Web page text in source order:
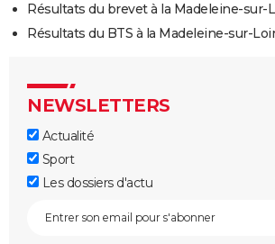
Résultats du brevet à la Madeleine-sur-
Résultats du BTS à la Madeleine-sur-
NEWSLETTERS
Actualité
Sport
Les dossiers d'actu